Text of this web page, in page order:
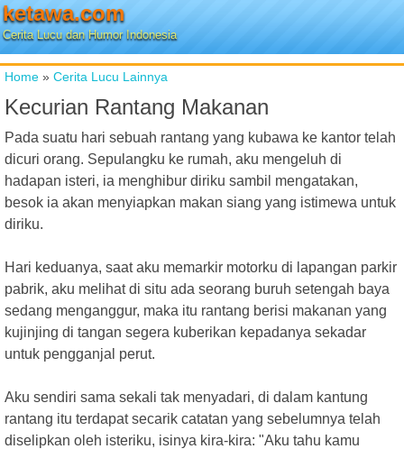
ketawa.com
Cerita Lucu dan Humor Indonesia
Home » Cerita Lucu Lainnya
Kecurian Rantang Makanan
Pada suatu hari sebuah rantang yang kubawa ke kantor telah
dicuri orang. Sepulangku ke rumah, aku mengeluh di
hadapan isteri, ia menghibur diriku sambil mengatakan,
besok ia akan menyiapkan makan siang yang istimewa untuk
diriku.
Hari keduanya, saat aku memarkir motorku di lapangan parkir
pabrik, aku melihat di situ ada seorang buruh setengah baya
sedang menganggur, maka itu rantang berisi makanan yang
kujinjing di tangan segera kuberikan kepadanya sekadar
untuk pengganjal perut.
Aku sendiri sama sekali tak menyadari, di dalam kantung
rantang itu terdapat secarik catatan yang sebelumnya telah
diselipkan oleh isteriku, isinya kira-kira: "Aku tahu kamu